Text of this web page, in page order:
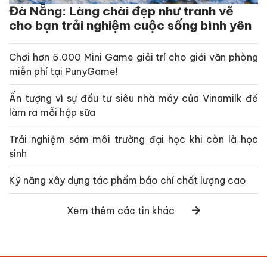
Đà Nẵng: Làng chài đẹp như tranh vẽ
cho bạn trải nghiệm cuộc sống bình yên
Chơi hơn 5.000 Mini Game giải trí cho giới văn phòng
miễn phí tại PunyGame!
Ấn tượng vì sự đầu tư siêu nhà máy của Vinamilk để
làm ra mỗi hộp sữa
Trải nghiệm sớm môi trường đại học khi còn là học
sinh
Kỹ năng xây dựng tác phẩm báo chí chất lượng cao
Xem thêm các tin khác